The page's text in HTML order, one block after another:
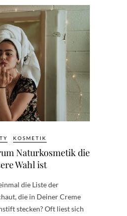
KOSMETIK
Naturkosmetik die
Wahl ist
die Liste der
die in Deiner Creme
stecken? Oft liest sich